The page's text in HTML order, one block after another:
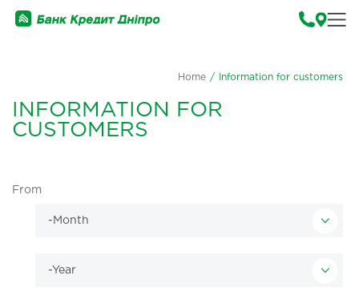
Home / Information for customers
INFORMATION FOR
CUSTOMERS
From